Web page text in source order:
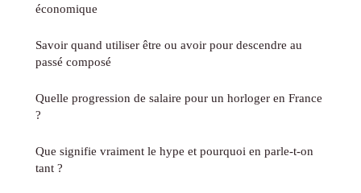
économique
Savoir quand utiliser être ou avoir pour descendre au
passé composé
Quelle progression de salaire pour un horloger en France
?
Que signifie vraiment le hype et pourquoi en parle-t-on
tant ?